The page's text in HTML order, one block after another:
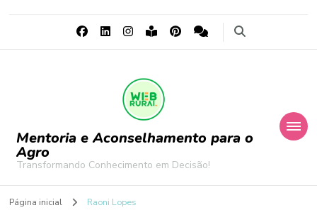
Mentoria e Aconselhamento para o
Agro
Transformando Conhecimento em Decisão!
Página inicial Raoni Lopes